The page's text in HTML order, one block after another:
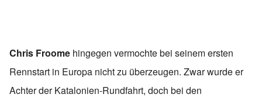
Chris Froome hingegen vermochte bei seinem ersten
Rennstart in Europa nicht zu überzeugen. Zwar wurde er
Achter der Katalonien-Rundfahrt, doch bei den